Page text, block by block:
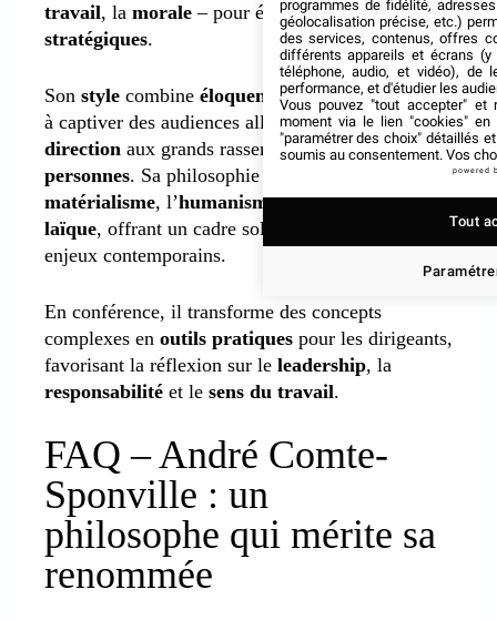
travail, la morale – pour éclairer les décisions
stratégiques.
Son style combine éloquence,rigueuret capacité
à captiver des audiences allant ducomité de
direction aux grands rassemblements de2000
personnes. Sa philosophie repose sur le
matérialisme, l’humanismeet laspiritualité
laïque, offrant un cadre solide pour réfléchir aux
enjeux contemporains.
En conférence, il transforme des concepts
complexes en outils pratiques pour les dirigeants,
favorisant la réflexion sur le leadership, la
responsabilité et le sens du travail.
FAQ – André Comte-
Sponville : un
philosophe qui mérite sa
renommée
programmes de fidélité,
géolocalisation précise, etc.)
des services, contenus, offres
différents appareils et écrans (y
téléphone, audio, et vidéo), de
performance, et d'étudier les
Vous pouvez "tout accepter" et
moment via le lien "cookies" en
"paramétrer des choix" détaillés
soumis au consentement. Vos
powered
Tout